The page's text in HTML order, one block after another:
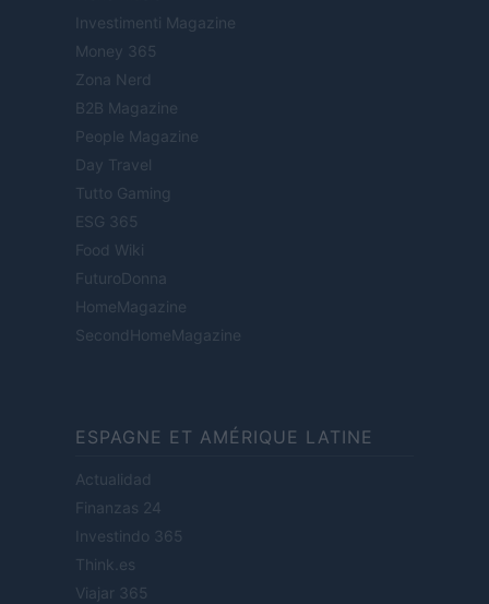
Investimenti Magazine
Money 365
Zona Nerd
B2B Magazine
People Magazine
Day Travel
Tutto Gaming
ESG 365
Food Wiki
FuturoDonna
HomeMagazine
SecondHomeMagazine
ESPAGNE ET AMÉRIQUE LATINE
Actualidad
Finanzas 24
Investindo 365
Think.es
Viajar 365